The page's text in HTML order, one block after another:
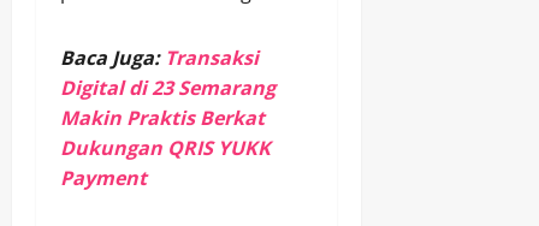
Baca Juga: Transaksi
Digital di 23 Semarang
Makin Praktis Berkat
Dukungan QRIS YUKK
Payment